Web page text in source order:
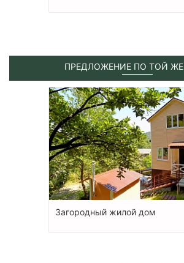
ПРЕДЛОЖЕНИЕ ПО ТОЙ ЖЕ
Загородный жилой дом